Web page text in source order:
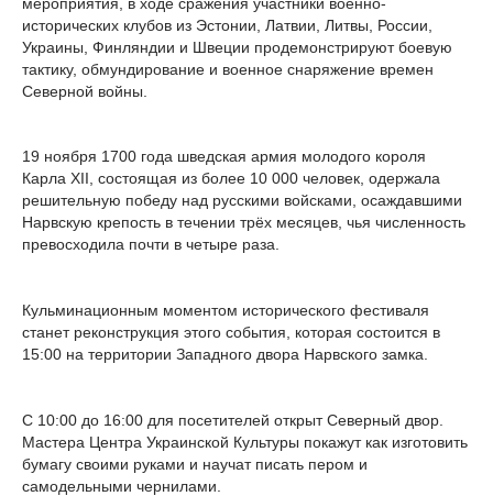
исторических клубов из Эстонии, Латвии, Литвы, России,
Украины, Финляндии и Швеции продемонстрируют боевую
тактику, обмундирование и военное снаряжение времен
Северной войны.
19 ноября 1700 года шведская армия молодого короля
Карла XII, состоящая из более 10 000 человек, одержала
решительную победу над русскими войсками, осаждавшими
Нарвскую крепость в течении трёх месяцев, чья численность
превосходила почти в четыре раза.
Кульминационным моментом исторического фестиваля
станет реконструкция этого события, которая состоится в
15:00 на территории Западного двора Нарвского замка.
С 10:00 до 16:00 для посетителей открыт Северный двор.
Мастера Центра Украинской Культуры покажут как изготовить
бумагу своими руками и научат писать пером и
самодельными чернилами.